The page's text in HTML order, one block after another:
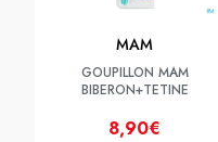
MAM
GOUPILLON MAM
BIBERON+TETINE
8,90€